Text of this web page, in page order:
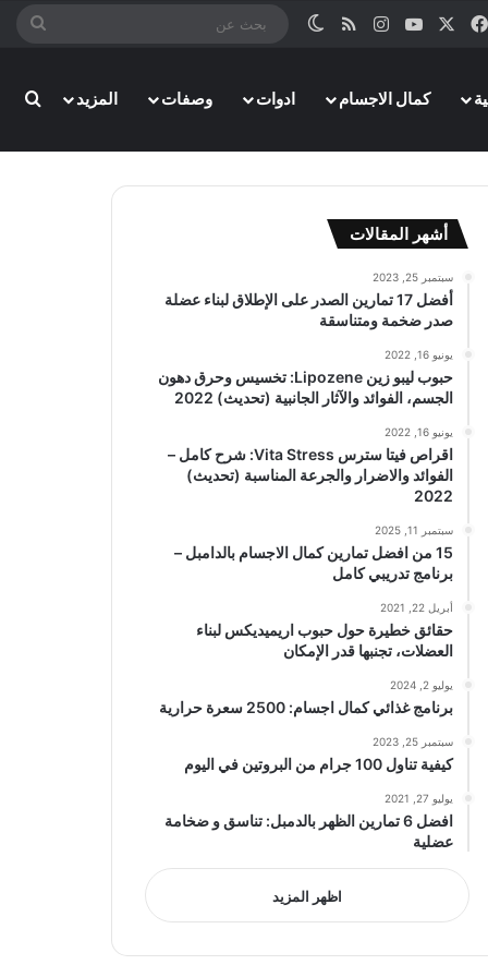
فيسبوك ‫YouTubeانستقرامملخص الموقع RSS
الوضع المظلم
كمال الاجسام ادوات وصفات المزيد
أشهر المقالات
سبتمبر 25, 2023
أفضل 17 تمارين الصدر على الإطلاق لبناء عضلة
صدر ضخمة ومتناسقة
يونيو 16, 2022
حبوب ليبو زين Lipozene: تخسيس وحرق دهون
الجسم، الفوائد والآثار الجانبية (تحديث) 2022
يونيو 16, 2022
اقراص فيتا سترس Vita Stress: شرح كامل –
الفوائد والاضرار والجرعة المناسبة (تحديث)
2022
سبتمبر 11, 2025
15 من افضل تمارين كمال الاجسام بالدامبل –
برنامج تدريبي كامل
أبريل 22, 2021
حقائق خطيرة حول حبوب اريميديكس لبناء
العضلات، تجنبها قدر الإمكان
يوليو 2, 2024
برنامج غذائي كمال اجسام: 2500 سعرة حرارية
سبتمبر 25, 2023
كيفية تناول 100 جرام من البروتين في اليوم
يوليو 27, 2021
افضل 6 تمارين الظهر بالدمبل: تناسق و ضخامة
عضلية
اظهر المزيد